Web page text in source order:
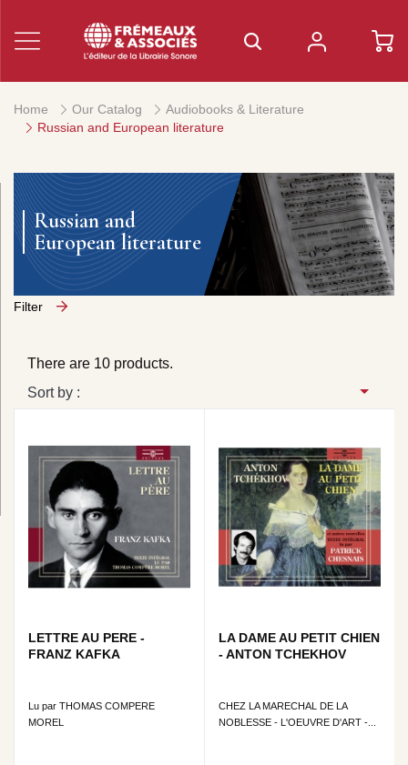
Home Our Catalog
Audiobooks & Literature
Russian and European literature
Russian and
European literature
Filter
There are 10 products.
Sort by :
LETTRE AU PERE -
FRANZ KAFKA
Lu par THOMAS COMPERE
MOREL
LA DAME AU PETIT CHIEN
- ANTON TCHEKHOV
CHEZ LA MARECHAL DE LA
NOBLESSE - L'OEUVRE D'ART -...